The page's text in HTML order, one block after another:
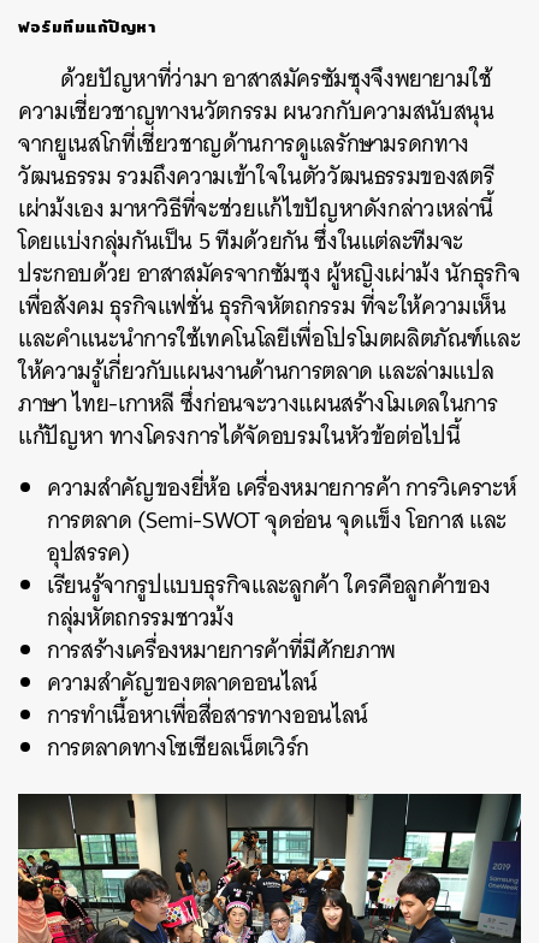
ฟอร์มทีมแก้ปัญหา
ด้วยปัญหาที่ว่ามา อาสาสมัครซัมซุงจึงพยายามใช้
ความเชี่ยวชาญทางนวัตกรรม ผนวกกับความสนับสนุน
จากยูเนสโกที่เชี่ยวชาญด้านการดูแลรักษามรดกทาง
วัฒนธรรม รวมถึงความเข้าใจในตัววัฒนธรรมของสตรี
เผ่าม้งเอง มาหาวิธีที่จะช่วยแก้ไขปัญหาดังกล่าวเหล่านี้
โดยแบ่งกลุ่มกันเป็น 5 ทีมด้วยกัน ซึ่งในแต่ละทีมจะ
ประกอบด้วย อาสาสมัครจากซัมซุง ผู้หญิงเผ่าม้ง นักธุรกิจ
เพื่อสังคม ธุรกิจแฟชั่น ธุรกิจหัตถกรรม ที่จะให้ความเห็น
และคำแนะนำการใช้เทคโนโลยีเพื่อโปรโมตผลิตภัณฑ์และ
ให้ความรู้เกี่ยวกับแผนงานด้านการตลาด และล่ามแปล
ภาษา ไทย-เกาหลี ซึ่งก่อนจะวางแผนสร้างโมเดลในการ
แก้ปัญหา ทางโครงการได้จัดอบรมในหัวข้อต่อไปนี้
ความสำคัญของยี่ห้อ เครื่องหมายการค้า การวิเคราะห์
การตลาด (Semi-SWOT จุดอ่อน จุดแข็ง โอกาส และ
อุปสรรค)
เรียนรู้จากรูปแบบธุรกิจและลูกค้า ใครคือลูกค้าของ
กลุ่มหัตถกรรมชาวม้ง
การสร้างเครื่องหมายการค้าที่มีศักยภาพ
ความสำคัญของตลาดออนไลน์
การทำเนื้อหาเพื่อสื่อสารทางออนไลน์
การตลาดทางโซเชียลเน็ตเวิร์ก